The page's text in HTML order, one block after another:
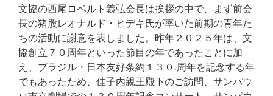
文協の西尾ロベルト義弘会長は挨拶の中で、まず前会
長の猪股レオナルド・ヒデキ氏が率いた前期の青年た
ちの活動に謝意を表しました。昨年２０２５年は、文
協創立７０周年といった節目の年であったことに加
え、ブラジル・日本友好条約１３０.周年を記念する年
でもあったため、佳子内親王殿下のご訪問、サンパウ